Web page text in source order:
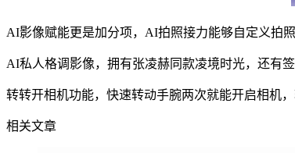
AI影像赋能更是加分项，AI拍照接力能够自定义拍
AI私人格调影像，拥有张凌赫同款凌境时光，还有
转转开相机功能，快速转动手腕两次就能开启相机，
相关文章